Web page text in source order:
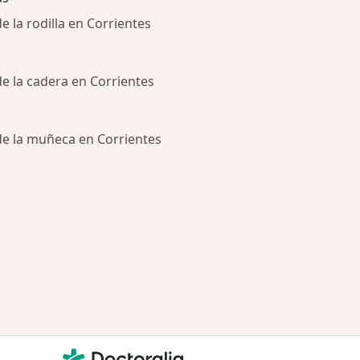
la rodilla en Corrientes
la cadera en Corrientes
la muñeca en Corrientes
Doctoralia - Página de inicio